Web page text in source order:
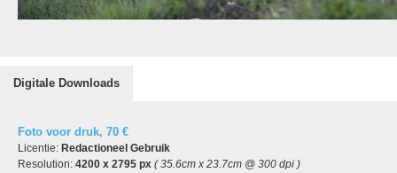
Digitale Downloads
Foto voor druk, 70 €
Licentie: Redactioneel Gebruik
Resolution: 4200 x 2795 px ( 35.6cm x 23.7cm @ 300 dpi )